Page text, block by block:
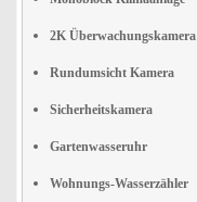
2K Überwachungskamera
Rundumsicht Kamera
Sicherheitskamera
Gartenwasseruhr
Wohnungs-Wasserzähler